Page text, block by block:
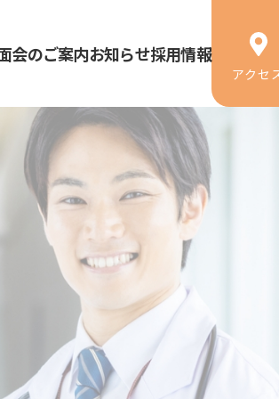
・泌尿器科
・精神科・心療内科
（アルコール依存症専門治療・物忘れ外来）
・人工透析内科
・放射線科
会のご案内お知らせ採用情報
アクセ